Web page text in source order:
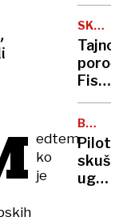
edtem
ko
je
zmagi
se
kje
so
meje
Tajno
Fisa:
Tudi
druge
s
BOJ
V
ZRAKU
Pilot
skušal